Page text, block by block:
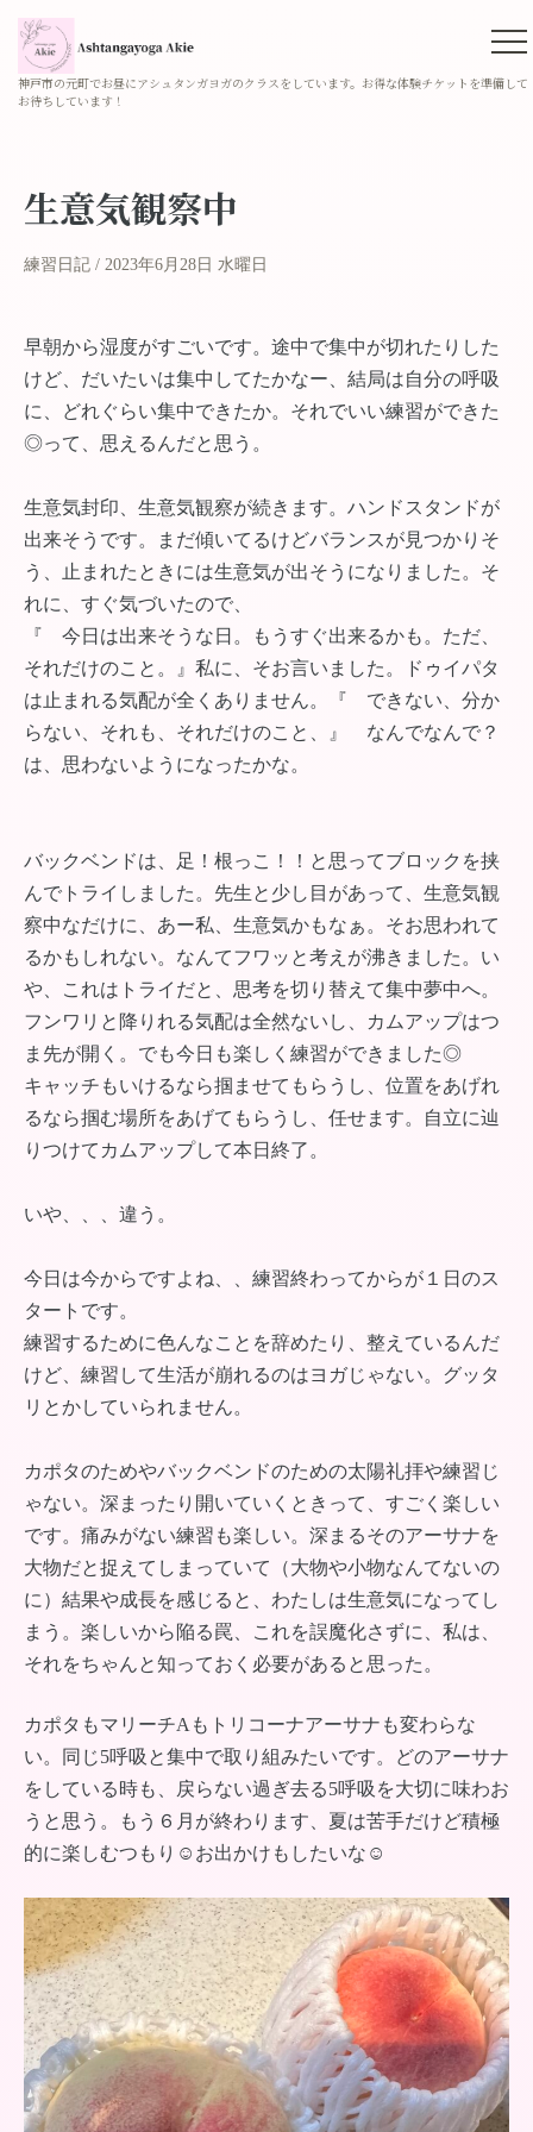
神戸市の元町でお昼にアシュタンガヨガのクラスをしています。お得な体験チケットを準備して
お待ちしています！
生意気観察中
練習日記 2023年6月28日 水曜日
早朝から湿度がすごいです。途中で集中が切れたりした
けど、だいたいは集中してたかなー、結局は自分の呼吸
に、どれぐらい集中できたか。それでいい練習ができた
◎って、思えるんだと思う。
生意気封印、生意気観察が続きます。ハンドスタンドが
出来そうです。まだ傾いてるけどバランスが見つかりそ
う、止まれたときには生意気が出そうになりました。そ
れに、すぐ気づいたので、
『 今日は出来そうな日。もうすぐ出来るかも。ただ、
それだけのこと。』私に、そお言いました。ドゥイパタ
は止まれる気配が全くありません。『 できない、分か
らない、それも、それだけのこと、』 なんでなんで？
は、思わないようになったかな。
バックベンドは、足！根っこ！！と思ってブロックを挟
んでトライしました。先生と少し目があって、生意気観
察中なだけに、あー私、生意気かもなぁ。そお思われて
るかもしれない。なんてフワッと考えが沸きました。い
や、これはトライだと、思考を切り替えて集中夢中へ。
フンワリと降りれる気配は全然ないし、カムアップはつ
ま先が開く。でも今日も楽しく練習ができました◎
キャッチもいけるなら掴ませてもらうし、位置をあげれ
るなら掴む場所をあげてもらうし、任せます。自立に辿
りつけてカムアップして本日終了。
いや、、、違う。
今日は今からですよね、、練習終わってからが１日のス
タートです。
練習するために色んなことを辞めたり、整えているんだ
けど、練習して生活が崩れるのはヨガじゃない。グッタ
リとかしていられません。
カポタのためやバックベンドのための太陽礼拝や練習じ
ゃない。深まったり開いていくときって、すごく楽しい
です。痛みがない練習も楽しい。深まるそのアーサナを
大物だと捉えてしまっていて（大物や小物なんてないの
に）結果や成長を感じると、わたしは生意気になってし
まう。楽しいから陥る罠、これを誤魔化さずに、私は、
それをちゃんと知っておく必要があると思った。
カポタもマリーチAもトリコーナアーサナも変わらな
い。同じ5呼吸と集中で取り組みたいです。どのアーサナ
をしている時も、戻らない過ぎ去る5呼吸を大切に味わお
うと思う。もう６月が終わります、夏は苦手だけど積極
的に楽しむつもり☺︎お出かけもしたいな☺︎